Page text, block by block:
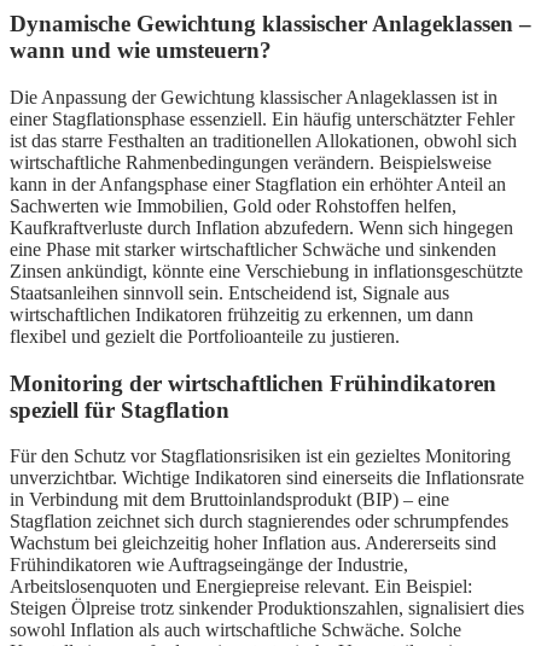
Dynamische Gewichtung klassischer Anlageklassen –
wann und wie umsteuern?
Die Anpassung der Gewichtung klassischer Anlageklassen ist in
einer Stagflationsphase essenziell. Ein häufig unterschätzter Fehler
ist das starre Festhalten an traditionellen Allokationen, obwohl sich
wirtschaftliche Rahmenbedingungen verändern. Beispielsweise
kann in der Anfangsphase einer Stagflation ein erhöhter Anteil an
Sachwerten wie Immobilien, Gold oder Rohstoffen helfen,
Kaufkraftverluste durch Inflation abzufedern. Wenn sich hingegen
eine Phase mit starker wirtschaftlicher Schwäche und sinkenden
Zinsen ankündigt, könnte eine Verschiebung in inflationsgeschützte
Staatsanleihen sinnvoll sein. Entscheidend ist, Signale aus
wirtschaftlichen Indikatoren frühzeitig zu erkennen, um dann
flexibel und gezielt die Portfolioanteile zu justieren.
Monitoring der wirtschaftlichen Frühindikatoren
speziell für Stagflation
Für den Schutz vor Stagflationsrisiken ist ein gezieltes Monitoring
unverzichtbar. Wichtige Indikatoren sind einerseits die Inflationsrate
in Verbindung mit dem Bruttoinlandsprodukt (BIP) – eine
Stagflation zeichnet sich durch stagnierendes oder schrumpfendes
Wachstum bei gleichzeitig hoher Inflation aus. Andererseits sind
Frühindikatoren wie Auftragseingänge der Industrie,
Arbeitslosenquoten und Energiepreise relevant. Ein Beispiel:
Steigen Ölpreise trotz sinkender Produktionszahlen, signalisiert dies
sowohl Inflation als auch wirtschaftliche Schwäche. Solche